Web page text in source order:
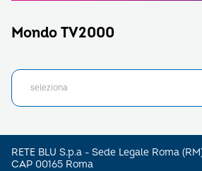
Mondo TV2000
RETE BLU S.p.a - Sede Legale Roma
CAP 00165 Roma